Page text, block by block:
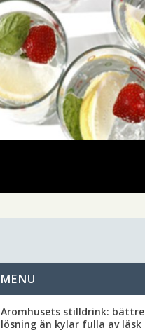
MENU
Aromhusets stilldrink: bättre
lösning än kylar fulla av läsk